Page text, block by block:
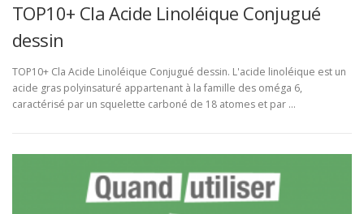
TOP10+ Cla Acide Linoléique Conjugué
dessin
TOP10+ Cla Acide Linoléique Conjugué dessin. L'acide linoléique est un
acide gras polyinsaturé appartenant à la famille des oméga 6,
caractérisé par un squelette carboné de 18 atomes et par …